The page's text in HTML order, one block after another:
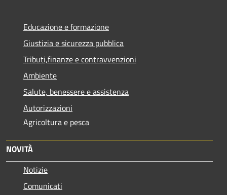
Educazione e formazione
Giustizia e sicurezza pubblica
Tributi,finanze e contravvenzioni
Ambiente
Salute, benessere e assistenza
Autorizzazioni
Agricoltura e pesca
NOVITÀ
Notizie
Comunicati